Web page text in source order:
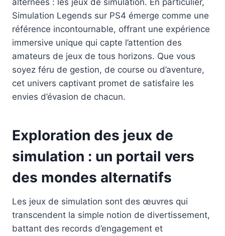
Simulation Legends sur PS4 émerge comme une
référence incontournable, offrant une expérience
immersive unique qui capte l’attention des
amateurs de jeux de tous horizons. Que vous
soyez féru de gestion, de course ou d’aventure,
cet univers captivant promet de satisfaire les
envies d’évasion de chacun.
Exploration des jeux de
simulation : un portail vers
des mondes alternatifs
Les jeux de simulation sont des œuvres qui
transcendent la simple notion de divertissement,
battant des records d’engagement et